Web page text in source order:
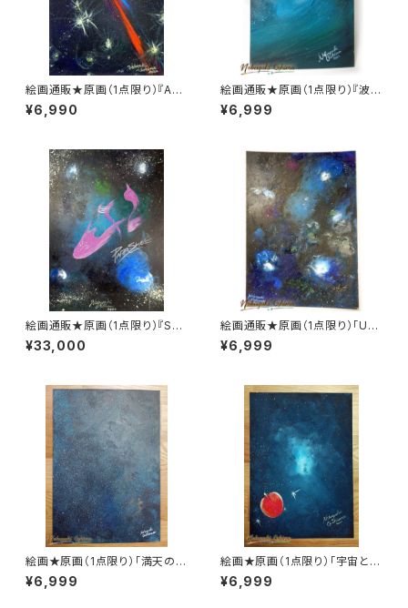
絵画通販★原画（1点限り）『Ang
els Dancing in Universe
（宇宙で踊る天使たち）Oct20,2
ティスト・芸術・美術】
¥6,990
絵画通販★原画（1点限り）『波の
しぶき』（アクリル水彩画 2022
年7月21日製作）【波・海・アー
¥6,999
絵画通販★原画（1点限り）『SH
OES of Universe for”PARA
SHOE”』（アクリル水彩画 2022
ア・芸術・美術品】
¥33,000
絵画通販★原画（1点限り）「Uni
vers」（アクリル水彩画 2022年
5月11日製作）【宇宙・銀河・夜
¥6,999
絵画★原画（1点限り）「満天の星
空」（アクリル水彩画 2021年12
月11日製作）【宇宙・アート・アー
¥6,999
絵画★原画（1点限り）「宇宙と星
『キセキのリンゴ』」（アクリル水
彩画 2021年11月14日製作）【果
¥6,999